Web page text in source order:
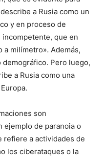
a Rusia como un
y en proceso de
que en
a milímetro». Además,
demográfico. Pero luego,
a Rusia como una
son
ejemplo de paranoia o
refiere a actividades de
los ciberataques o la